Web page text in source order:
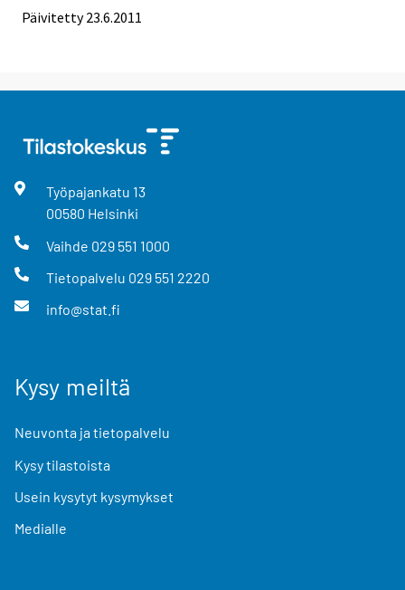
Päivitetty 23.6.2011
Työpajankatu 13
00580 Helsinki
Vaihde 029 551 1000
Tietopalvelu 029 551 2220
info@stat.fi
Kysy meiltä
Neuvonta ja tietopalvelu
Kysy tilastoista
Usein kysytyt kysymykset
Medialle